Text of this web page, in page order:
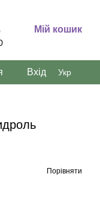
Мій кошик
Вхід Укр
Порівняти